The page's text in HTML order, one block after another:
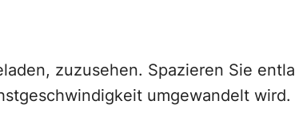
zuzusehen. Spazieren Sie
umgewandelt